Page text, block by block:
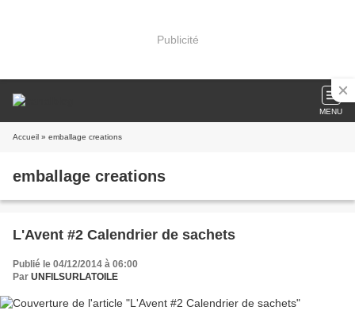
Publicité
MENU
Accueil » emballage creations
emballage creations
L'Avent #2 Calendrier de sachets
Publié le 04/12/2014 à 06:00
Par UNFILSURLATOILE